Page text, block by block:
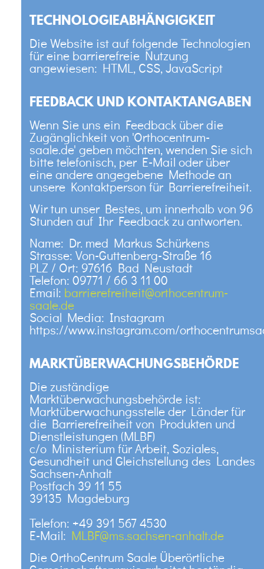
TECHNOLOGIEABHÄNGIGKEIT
Die Website ist auf folgende Technologien
für eine barrierefreie Nutzung
angewiesen: HTML, CSS, JavaScript
FEEDBACK UND KONTAKTANGABEN
Wenn Sie uns ein Feedback über die
Zugänglichkeit von 'Orthocentrum-
saale.de' geben möchten, wenden Sie sich
bitte telefonisch, per E-Mail oder über
eine andere angegebene Methode an
unsere Kontaktperson für Barrierefreiheit.
Wir tun unser Bestes, um innerhalb von 96
Stunden auf Ihr Feedback zu antworten.
Name: Dr. med Markus Schürkens
Strasse: Von-Guttenberg-Straße 16
PLZ / Ort: 97616 Bad Neustadt
Telefon: 09771 / 66 3 11 00
Email: barrierefreiheit@orthocentrum-
saale.de
Social Media: Instagram
https://www.instagram.com/
MARKTÜBERWACHUNGSBEHÖRDE
Die zuständige
Marktüberwachungsbehörde ist:
Marktüberwachungsstelle der Länder für
die Barrierefreiheit von Produkten und
Dienstleistungen (MLBF)
c/o Ministerium für Arbeit, Soziales,
Gesundheit und Gleichstellung des Landes
Sachsen-Anhalt
Postfach 39 11 55
39135 Magdeburg
Telefon: +49 391 567 4530
E-Mail:
MLBF@ms.sachsen-anhalt.de
Die OrthoCentrum Saale Überörtliche